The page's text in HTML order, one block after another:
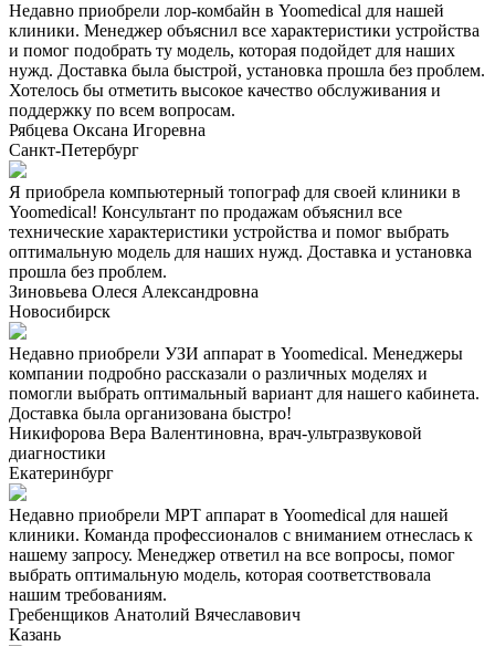
Недавно приобрели лор-комбайн в Yoomedical для нашей
клиники. Менеджер объяснил все характеристики устройства
и помог подобрать ту модель, которая подойдет для наших
нужд. Доставка была быстрой, установка прошла без проблем.
Хотелось бы отметить высокое качество обслуживания и
поддержку по всем вопросам.
Рябцева Оксана Игоревна
Санкт-Петербург
Я приобрела компьютерный топограф для своей клиники в
Yoomedical! Консультант по продажам объяснил все
технические характеристики устройства и помог выбрать
оптимальную модель для наших нужд. Доставка и установка
прошла без проблем.
Зиновьева Олеся Александровна
Новосибирск
Недавно приобрели УЗИ аппарат в Yoomedical. Менеджеры
компании подробно рассказали о различных моделях и
помогли выбрать оптимальный вариант для нашего кабинета.
Доставка была организована быстро!
Никифорова Вера Валентиновна, врач-ультразвуковой
диагностики
Екатеринбург
Недавно приобрели МРТ аппарат в Yoomedical для нашей
клиники. Команда профессионалов с вниманием отнеслась к
нашему запросу. Менеджер ответил на все вопросы, помог
выбрать оптимальную модель, которая соответствовала
нашим требованиям.
Гребенщиков Анатолий Вячеславович
Казань